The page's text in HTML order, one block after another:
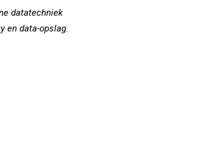
datatechniek
en data-opslag.